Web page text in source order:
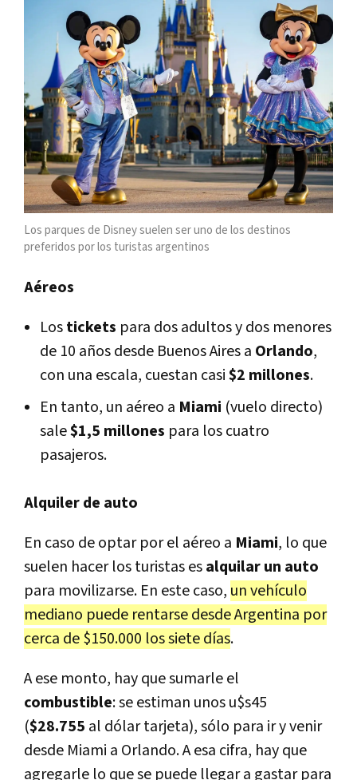
Los parques de Disney suelen ser uno de los destinos
preferidos por los turistas argentinos
Aéreos
Lostickets para dos adultos y dos menores
de 10 años desde Buenos Aires a Orlando,
con una escala, cuestan casi$2 millones.
En tanto, un aéreo a Miami (vuelo directo)
sale$1,5 millones para los cuatro
pasajeros.
Alquiler de auto
En caso de optar por el aéreo a Miami, lo que
suelen hacer los turistas esalquilar un auto
para movilizarse. En este caso, un vehículo
mediano puede rentarse desde Argentina por
cerca de $150.000 los siete días.
A ese monto, hay que sumarle el
combustible: se estiman unos u$s45
($28.755 al dólar tarjeta), sólo para ir y venir
desde Miami a Orlando. A esa cifra, hay que
agregarle lo que se puede llegar a gastar para